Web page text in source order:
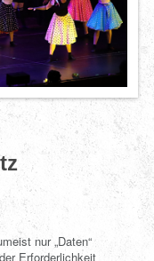
nur „Daten“
Erforderlichkeit